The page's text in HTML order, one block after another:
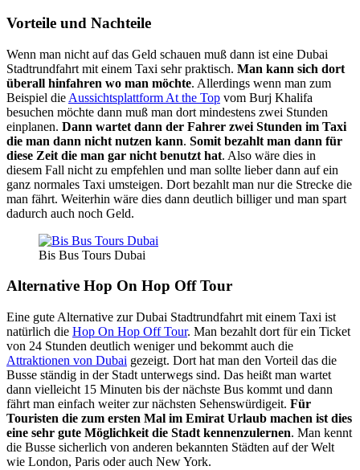
Vorteile und Nachteile
Wenn man nicht auf das Geld schauen muß dann ist eine Dubai
Stadtrundfahrt mit einem Taxi sehr praktisch. Man kann sich dort
überall hinfahren wo man möchte. Allerdings wenn man zum
Beispiel die Aussichtsplattform At the Top vom Burj Khalifa
besuchen möchte dann muß man dort mindestens zwei Stunden
einplanen. Dann wartet dann der Fahrer zwei Stunden im Taxi
die man dann nicht nutzen kann. Somit bezahlt man dann für
diese Zeit die man gar nicht benutzt hat. Also wäre dies in
diesem Fall nicht zu empfehlen und man sollte lieber dann auf ein
ganz normales Taxi umsteigen. Dort bezahlt man nur die Strecke die
man fährt. Weiterhin wäre dies dann deutlich billiger und man spart
dadurch auch noch Geld.
Bis Bus Tours Dubai
Alternative Hop On Hop Off Tour
Eine gute Alternative zur Dubai Stadtrundfahrt mit einem Taxi ist
natürlich die Hop On Hop Off Tour. Man bezahlt dort für ein Ticket
von 24 Stunden deutlich weniger und bekommt auch die
Attraktionen von Dubai gezeigt. Dort hat man den Vorteil das die
Busse ständig in der Stadt unterwegs sind. Das heißt man wartet
dann vielleicht 15 Minuten bis der nächste Bus kommt und dann
fährt man einfach weiter zur nächsten Sehenswürdigeit. Für
Touristen die zum ersten Mal im Emirat Urlaub machen ist dies
eine sehr gute Möglichkeit die Stadt kennenzulernen. Man kennt
die Busse sicherlich von anderen bekannten Städten auf der Welt
wie London, Paris oder auch New York.